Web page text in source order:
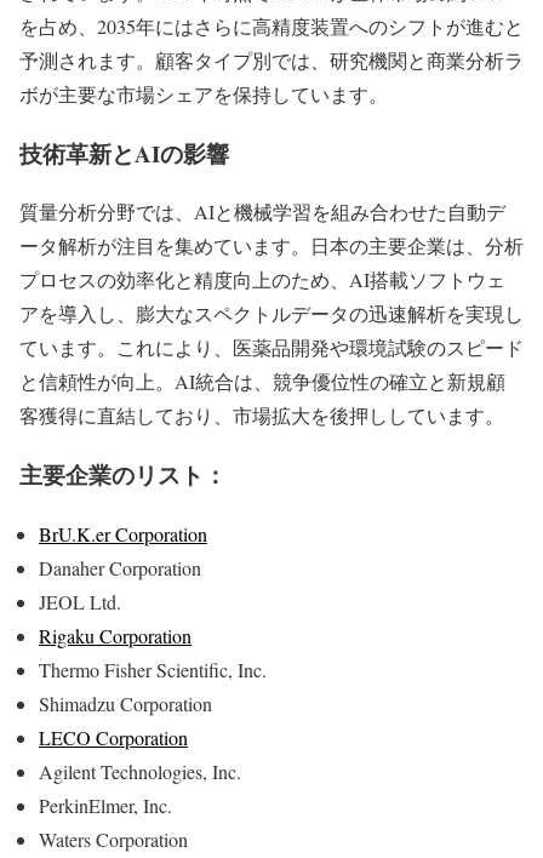
を占め、2035年にはさらに高精度装置へのシフトが進むと
予測されます。顧客タイプ別では、研究機関と商業分析ラ
ボが主要な市場シェアを保持しています。
技術革新とAIの影響
質量分析分野では、AIと機械学習を組み合わせた自動デ
ータ解析が注目を集めています。日本の主要企業は、分析
プロセスの効率化と精度向上のため、AI搭載ソフトウェ
アを導入し、膨大なスペクトルデータの迅速解析を実現し
ています。これにより、医薬品開発や環境試験のスピード
と信頼性が向上。AI統合は、競争優位性の確立と新規顧
客獲得に直結しており、市場拡大を後押ししています。
主要企業のリスト：
BrU.K.er Corporation
Danaher Corporation
JEOL Ltd.
Rigaku Corporation
Thermo Fisher Scientific, Inc.
Shimadzu Corporation
LECO Corporation
Agilent Technologies, Inc.
PerkinElmer, Inc.
Waters Corporation